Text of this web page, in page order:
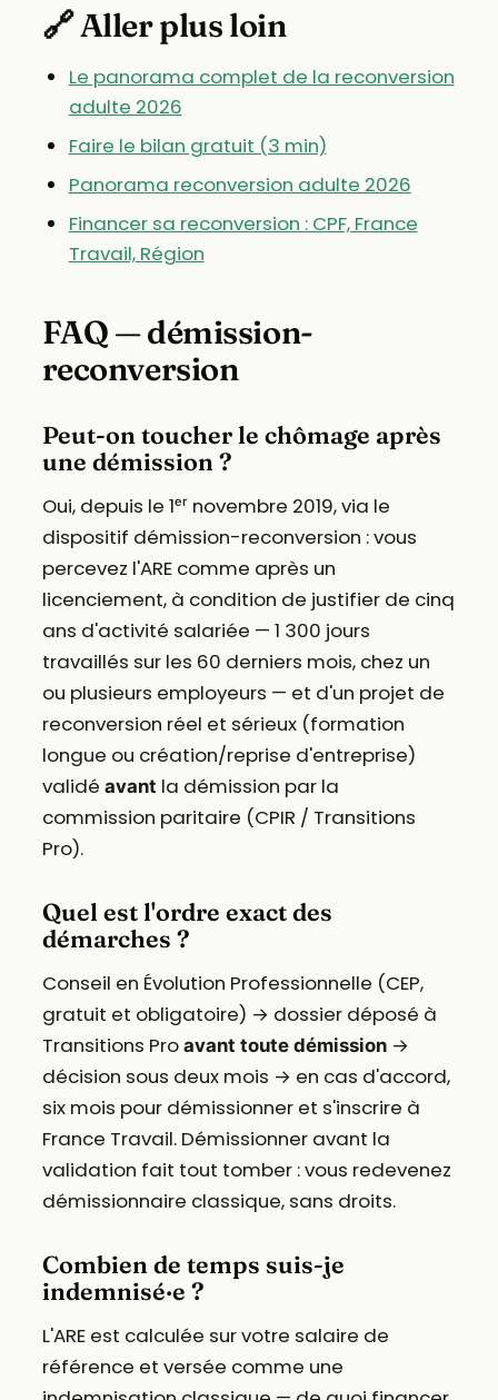
🔗 Aller plus loin
Le panorama complet de la reconversion
adulte 2026
Faire le bilan gratuit (3 min)
Panorama reconversion adulte 2026
Financer sa reconversion : CPF, France
Travail, Région
FAQ — démission-
reconversion
Peut-on toucher le chômage après
une démission ?
Oui, depuis le 1ᵉʳ novembre 2019, via le
dispositif démission-reconversion : vous
percevez l'ARE comme après un
licenciement, à condition de justifier de cinq
ans d'activité salariée — 1 300 jours
travaillés sur les 60 derniers mois, chez un
ou plusieurs employeurs — et d'un projet de
reconversion réel et sérieux (formation
longue ou création/reprise d'entreprise)
validé avant la démission par la
commission paritaire (CPIR / Transitions
Pro).
Quel est l'ordre exact des
démarches ?
Conseil en Évolution Professionnelle (CEP,
gratuit et obligatoire) → dossier déposé à
Transitions Pro avant toute démission→
décision sous deux mois → en cas d'accord,
six mois pour démissionner et s'inscrire à
France Travail. Démissionner avant la
validation fait tout tomber : vous redevenez
démissionnaire classique, sans droits.
Combien de temps suis-je
indemnisé·e ?
L'ARE est calculée sur votre salaire de
référence et versée comme une